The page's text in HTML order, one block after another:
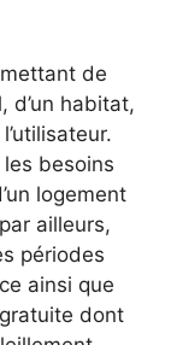
de
d’un habitat,
besoins
logement
ailleurs,
périodes
ainsi que
dont